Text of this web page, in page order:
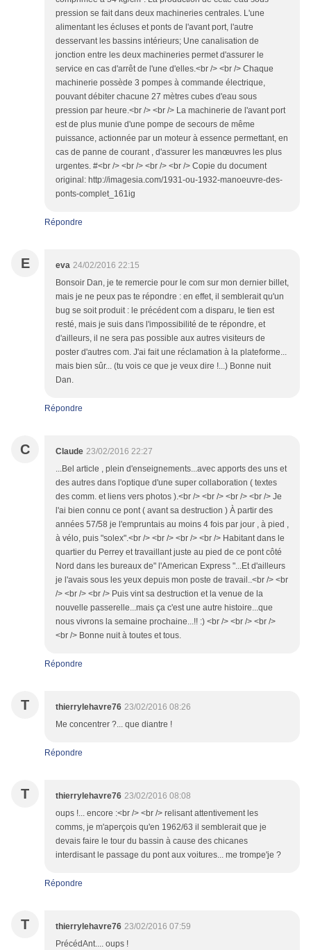
pression se fait dans deux machineries centrales. L'une
alimentant les écluses et ponts de l'avant port, l'autre
desservant les bassins intérieurs; Une canalisation de
jonction entre les deux machineries permet d'assurer le
service en cas d'arrêt de l'une d'elles.<br /> <br /> Chaque
machinerie possède 3 pompes à commande électrique,
pouvant débiter chacune 27 mètres cubes d'eau sous
pression par heure.<br /> <br /> La machinerie de l'avant port
est de plus munie d'une pompe de secours de même
puissance, actionnée par un moteur à essence permettant, en
cas de panne de courant , d'assurer les manœuvres les plus
urgentes. #<br /> <br /> <br /> <br /> Copie du document
original: http://imagesia.com/1931-ou-1932-manoeuvre-des-
ponts-complet_161ig
Répondre
E eva 24/02/2016 22:15
Bonsoir Dan, je te remercie pour le com sur mon dernier billet,
mais je ne peux pas te répondre : en effet, il semblerait qu'un
bug se soit produit : le précédent com a disparu, le tien est
resté, mais je suis dans l'impossibilité de te répondre, et
d'ailleurs, il ne sera pas possible aux autres visiteurs de
poster d'autres com. J'ai fait une réclamation à la plateforme...
mais bien sûr... (tu vois ce que je veux dire !...) Bonne nuit
Dan.
Répondre
C Claude 23/02/2016 22:27
...Bel article , plein d'enseignements...avec apports des uns et
des autres dans l'optique d'une super collaboration ( textes
des comm. et liens vers photos ).<br /> <br /> <br /> <br /> Je
l'ai bien connu ce pont ( avant sa destruction ) À partir des
années 57/58 je l'empruntais au moins 4 fois par jour , à pied ,
à vélo, puis "solex".<br /> <br /> <br /> <br /> Habitant dans le
quartier du Perrey et travaillant juste au pied de ce pont côté
Nord dans les bureaux de" l'American Express "...Et d'ailleurs
je l'avais sous les yeux depuis mon poste de travail..<br /> <br
/> <br /> <br /> Puis vint sa destruction et la venue de la
nouvelle passerelle...mais ça c'est une autre histoire...que
nous vivrons la semaine prochaine...!! :) <br /> <br /> <br />
<br /> Bonne nuit à toutes et tous.
Répondre
T thierrylehavre76 23/02/2016 08:26
Me concentrer ?... que diantre !
Répondre
T thierrylehavre76 23/02/2016 08:08
oups !... encore :<br /> <br /> relisant attentivement les
comms, je m'aperçois qu'en 1962/63 il semblerait que je
devais faire le tour du bassin à cause des chicanes
interdisant le passage du pont aux voitures... me trompe'je ?
Répondre
T thierrylehavre76 23/02/2016 07:59
PrécédAnt.... oups !